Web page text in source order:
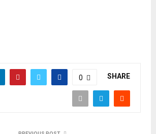
SHARE
0